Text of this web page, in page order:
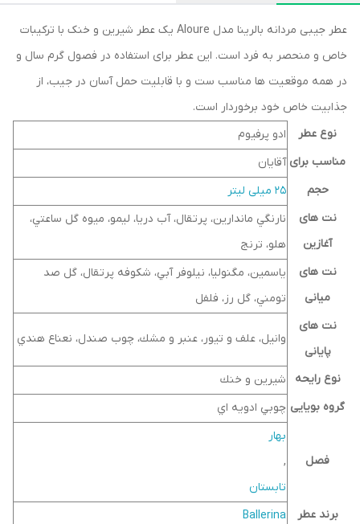
عطر جیبی مردانه بالرینا مدل Aloure یک عطر شیرین و خنک با ترکیبات
خاص و منحصر به فرد است. این عطر برای استفاده در فصول گرم سال و
در همه موقعیت ها مناسب ست و با قابلیت حمل آسان در جیب، از
جذابیت خاص خود برخوردار است.
نوع عطر
ادو پرفیوم
مناسب برای آقایان
حجم
25 میلی لیتر
نت های
آغازین
نارنگي ماندارين، پرتقال، آب دريا، ليمو، ميوه گل ساعتي،
هلو، ترنج
نت های
میانی
ياسمين، مگنوليا، نيلوفر آبي، شكوفه پرتقال، گل صد
تومني، گل رز، فلفل
نت های
پایانی
وانيل، علف و تيور، عنبر و مشك، چوب صندل، نعناع هندي
نوع رایحه
شيرين و خنك
گروه بویایی چوبي ادويه اي
فصل
بهار
,
تابستان
برند عطر
Ballerina